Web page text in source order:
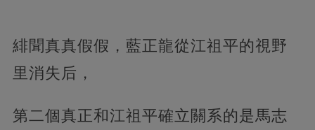
緋聞真真假假，藍正龍從江祖平的視野
里消失后，
第二個真正和江祖平確立關系的是馬志